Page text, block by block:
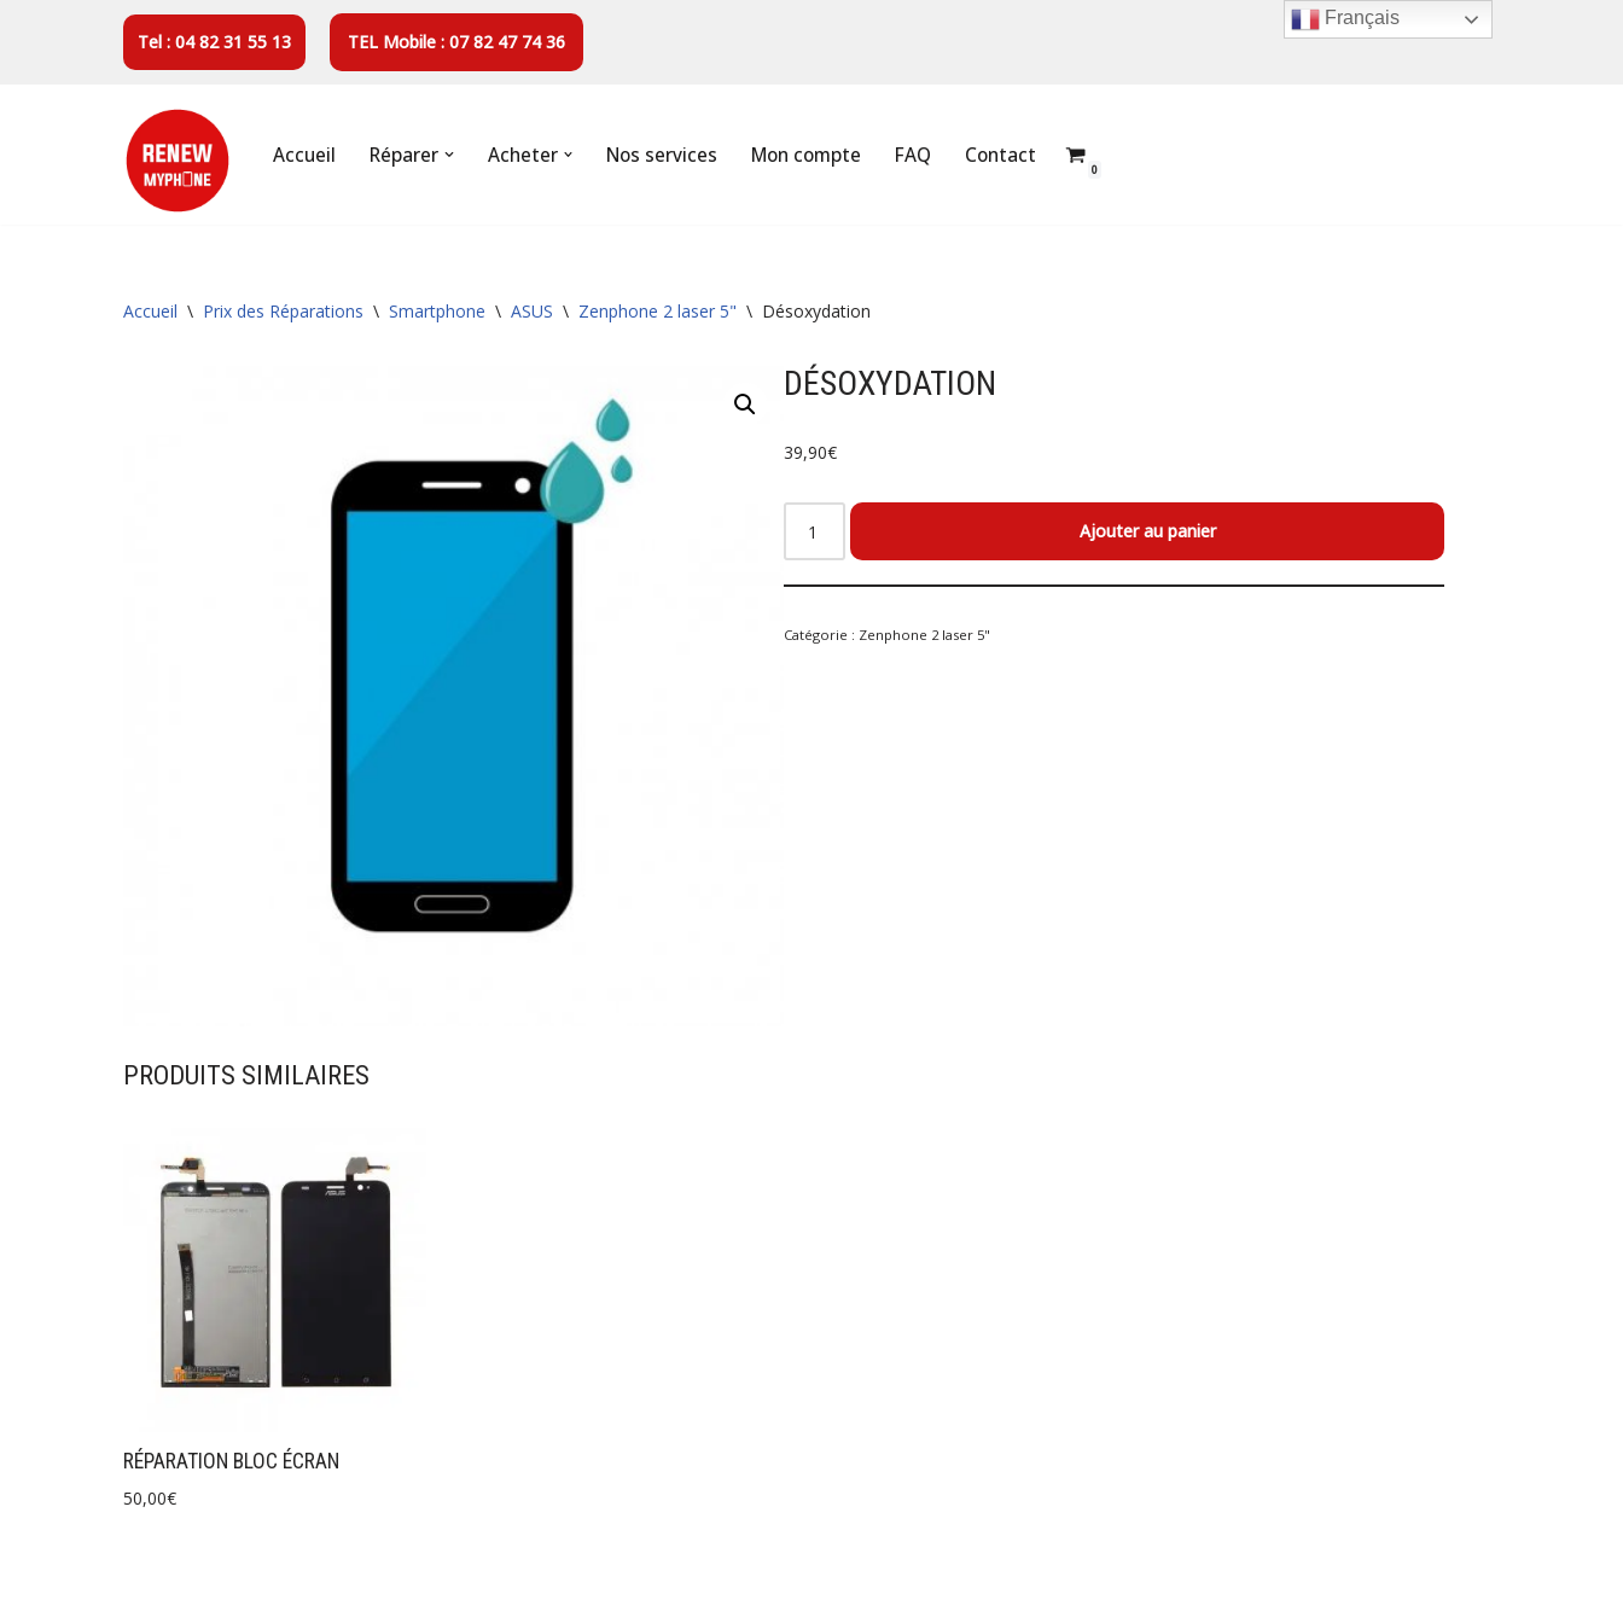
Tel : 04 82 31 55 13 TEL Mobile : 07 82 47 74 36
Accueil Réparer Acheter Nos services Mon compte FAQ Contact
0
Accueil \ Prix des Réparations \ Smartphone \ ASUS \ Zenphone 2 laser 5" \ Désoxydation
DÉSOXYDATION
39,90€
Ajouter au panier
Catégorie : Zenphone 2 laser 5"
PRODUITS SIMILAIRES
RÉPARATION BLOC ÉCRAN
50,00€
Français